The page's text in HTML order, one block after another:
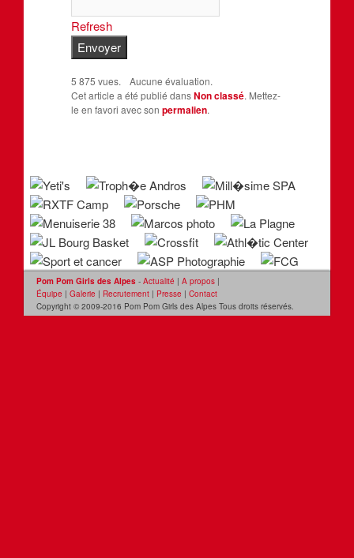
Refresh
5 875 vues.
Aucune évaluation.
Cet article a été publié dansNon classé. Mettez-
le en favori avec sonpermalien.
Pom Pom Girls des Alpes - Actualité | A propos |
Équipe | Galerie | Recrutement | Presse | Contact
Copyright © 2009-2016 Pom Pom Girls des Alpes Tous droits réservés.